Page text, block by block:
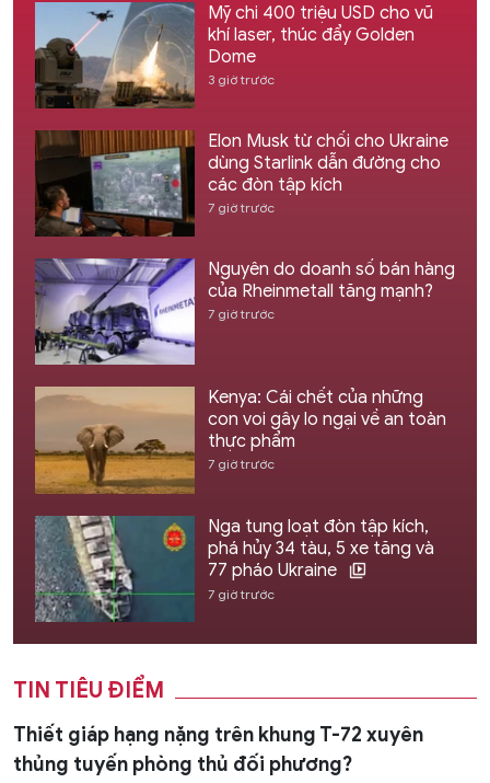
Mỹ chi 400 triệu USD cho vũ
khí laser, thúc đẩy Golden
Dome
3 giờ trước
Elon Musk từ chối cho Ukraine
dùng Starlink dẫn đường cho
các đòn tập kích
7 giờ trước
Nguyên do doanh số bán hàng
của Rheinmetall tăng mạnh?
7 giờ trước
Kenya: Cái chết của những
con voi gây lo ngại về an toàn
thực phẩm
7 giờ trước
Nga tung loạt đòn tập kích,
phá hủy 34 tàu, 5 xe tăng và
77 pháo Ukraine
7 giờ trước
TIN TIÊU ĐIỂM
Thiết giáp hạng nặng trên khung T-72 xuyên
thủng tuyến phòng thủ đối phương?